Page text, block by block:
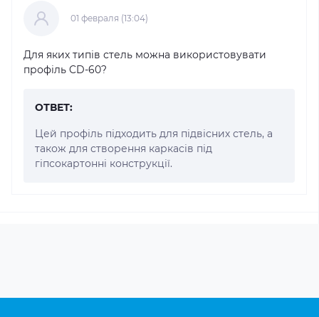
01 февраля (13:04)
Для яких типів стель можна використовувати
профіль CD-60?
ОТВЕТ:
Цей профіль підходить для підвісних стель, а
також для створення каркасів під
гіпсокартонні конструкції.